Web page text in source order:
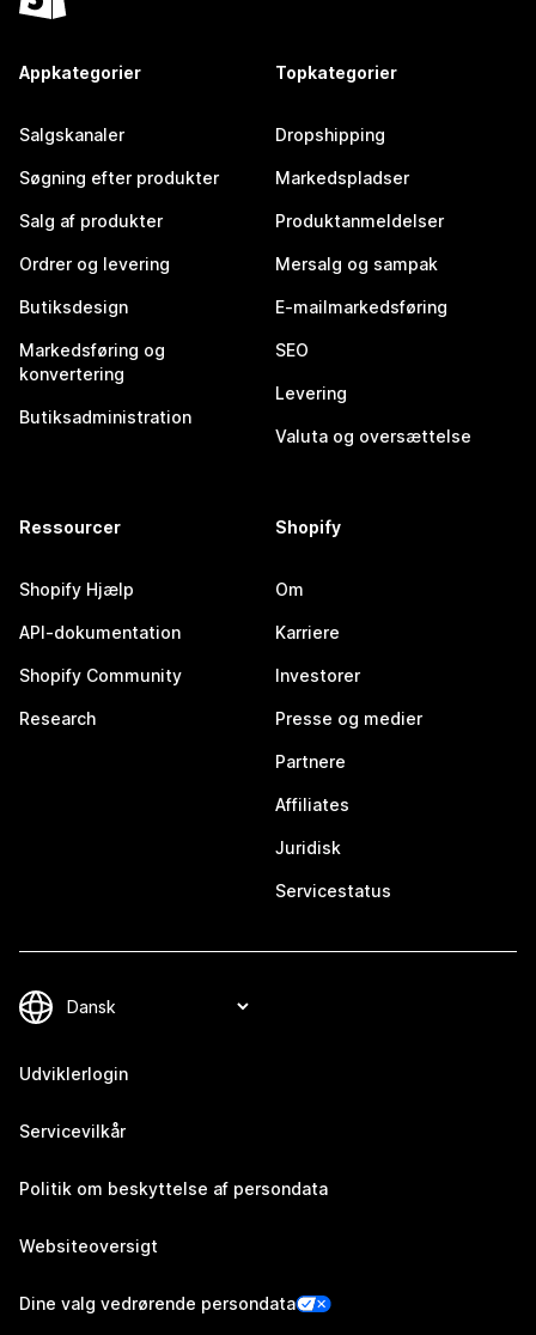
Appkategorier
Salgskanaler
Søgning efter produkter
Salg af produkter
Ordrer og levering
Butiksdesign
Markedsføring og
konvertering
Butiksadministration
Topkategorier
Dropshipping
Markedspladser
Produktanmeldelser
Mersalg og sampak
E-mailmarkedsføring
SEO
Levering
Valuta og oversættelse
Ressourcer
Shopify Hjælp
API-dokumentation
Shopify Community
Research
Shopify
Om
Karriere
Investorer
Presse og medier
Partnere
Affiliates
Juridisk
Servicestatus
Udviklerlogin
Servicevilkår
Politik om beskyttelse af persondata
Websiteoversigt
Dine valg vedrørende persondata